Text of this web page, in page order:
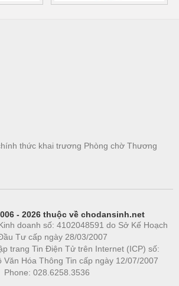
thức khai trương Phòng chờ Thương
- 2026 thuộc về chodansinh.net
doanh số: 4102048591 do Sở Kế Hoạch
Tư cấp ngày 28/03/2007
trang Tin Điện Tử trên Internet (ICP) số:
Văn Hóa Thông Tin cấp ngày 12/07/2007
Phone: 028.6258.3536